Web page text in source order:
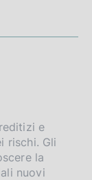
e
rischi. Gli
la
nuovi